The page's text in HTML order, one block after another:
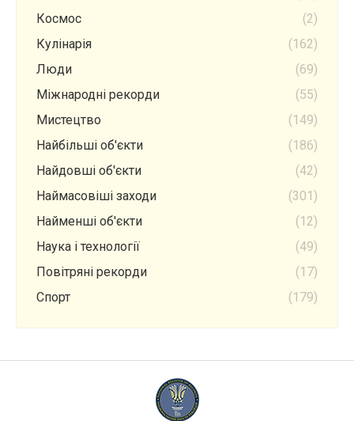
Космос
(2)
Кулінарія
(162)
Люди
(69)
Міжнародні рекорди
(55)
Мистецтво
(149)
Найбільші об'єкти
(186)
Найдовші об'єкти
(42)
Наймасовіші заходи
(301)
Найменші об'єкти
(12)
Наука і технології
(49)
Повітряні рекорди
(17)
Спорт
(179)